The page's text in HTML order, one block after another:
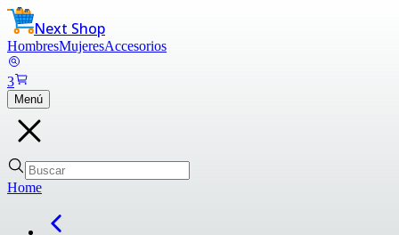
Next Shop
HombresMujeresAccesorios
3
Menú
Home